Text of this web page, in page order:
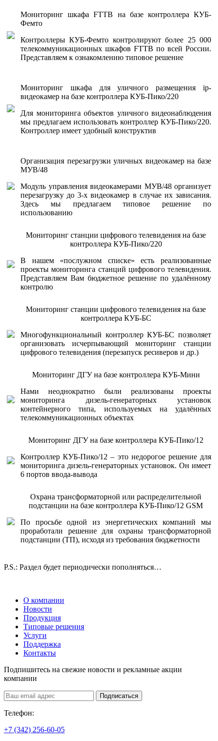
Мониторинг шкафа FTTB на базе контроллера КУБ-
Фемто
Контроллеры КУБ-Фемто контролируют более 25 000
телекоммуникационных шкафов FTTB по всей России.
Представляем к ознакомлению типовое решение
Мониторинг шкафа для уличного размещения ip-
видеокамер на базе контроллера КУБ-Пико/220
Для мониторинга объектов уличного видеонаблюдения
мы предлагаем использовать контроллер КУБ-Пико/220.
Контроллер имеет удобный конструктив
Организация перезагрузки уличных видеокамер на базе
МУВ/48
Модуль управления видеокамерами МУВ/48 организует
перезагрузку до 3-х видеокамер в случае их зависания.
Здесь мы предлагаем типовое решение по
использованию
Мониторинг станции цифрового телевидения на базе
контроллера КУБ-Пико/220
В нашем «послужном списке» есть реализованные
проекты мониторинга станций цифрового телевидения.
Представляем Вам бюджетное решение по удалённому
контролю
Мониторинг станции цифрового телевидения на базе
контроллера КУБ-БС
Многофункциональный контроллер КУБ-БС позволяет
организовать исчерпывающий мониторинг станции
цифрового телевидения (перезапуск ресиверов и др.)
Мониторинг ДГУ на базе контроллера КУБ-Мини
Нами неоднократно были реализованы проекты
мониторинга дизель-генераторных установок
контейнерного типа, используемых на удалённых
телекоммуникационных объектах
Мониторинг ДГУ на базе контроллера КУБ-Пико/12
Контроллер КУБ-Пико/12 – это недорогое решение для
мониторинга дизель-генераторных установок. Он имеет
6 портов ввода-вывода
Охрана трансформаторной или распределительной
подстанции на базе контроллера КУБ-Пико/12 GSM
По просьбе одной из энергетических компаний мы
проработали решение для охраны трансформаторной
подстанции (ТП), исходя из требования бюджетности
Р.S.: Раздел будет периодически пополняться…
О компании
Новости
Продукция
Типовые решения
Услуги
Поддержка
Контакты
Подпишитесь на свежие новости и рекламные акции
компании
Подписаться
Телефон:
+7 (342) 256-60-05